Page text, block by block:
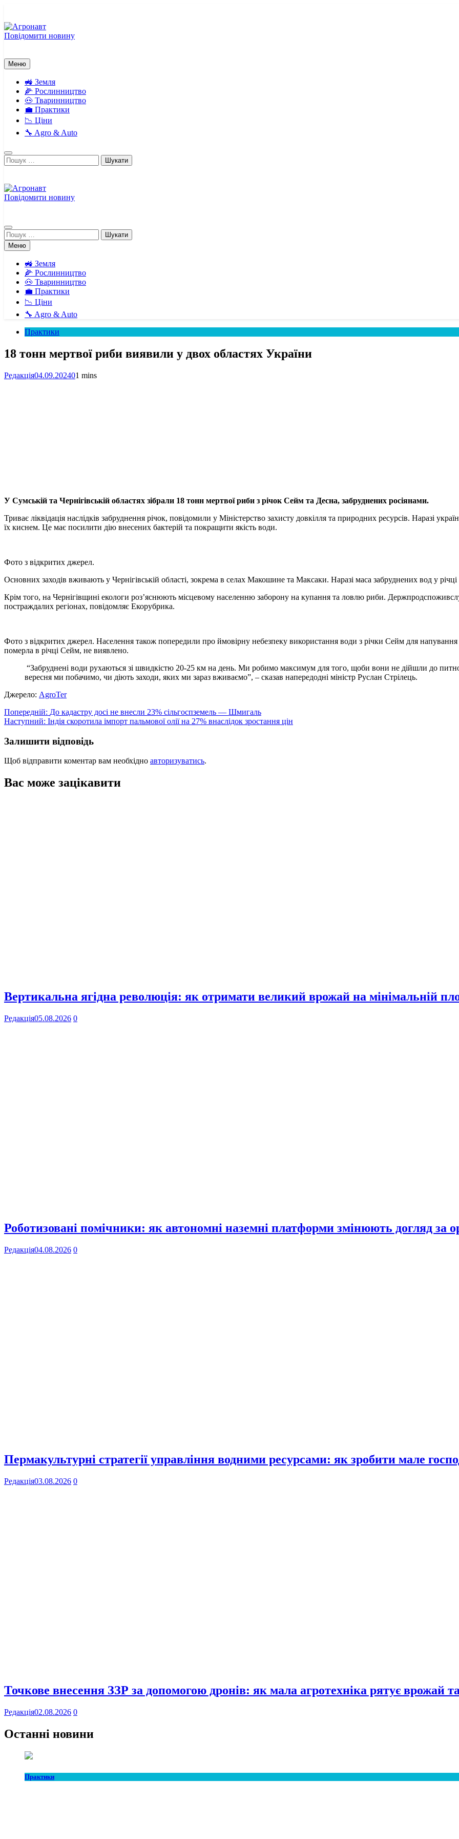
вмісту
Повідомити новину
Меню
🚜 Земля
🌽 Рослинництво
🐽 Тваринництво
💼 Практики
📉 Ціни
🔧 Agro & Auto
Пошук:
Повідомити новину
Пошук:
Меню
🚜 Земля
🌽 Рослинництво
🐽 Тваринництво
💼 Практики
📉 Ціни
🔧 Agro & Auto
Практики
18 тонн мертвої риби виявили у двох областях України
Редакція04.09.202401 mins
Link
Print
У Сумській та Чернігівській областях зібрали 18 тонн мертвої риби з річок Сейм та Десна, забруднених росіянами.
Триває ліквідація наслідків забруднення річок, повідомили у Міністерство захисту довкілля та природних ресурсів. Наразі
їх киснем. Це має посилити дію внесених бактерій та покращити якість води.
Фото з відкритих джерел.
Основних заходів вживають у Чернігівській області, зокрема в селах Макошине та Максаки. Наразі маса забруднених вод у річці
Крім того, на Чернігівщині екологи розʼяснюють місцевому населенню заборону на купання та ловлю риби.
постраждалих регіонах, повідомляє Екорубрика.
Фото з відкритих джерел. Населення також попередили про ймовірну небезпеку використання води з річки Сейм для
померла в річці Сейм, не виявлено.
“Забруднені води рухаються зі швидкістю 20-25 км на день. Ми робимо максимум для того, щоби вони не дійшли до
вересня ми побачимо, чи діють заходи, яких ми зараз вживаємо”, – сказав напередодні міністр Руслан Стрілець.
Джерело: АgroTer
Навігація
записів
Попередній: До кадастру досі не внесли 23% сільгоспземель — Шмигаль
Наступний: Індія скоротила імпорт пальмової олії на 27% внаслідок зростання цін
Залишити відповідь
Щоб відправити коментар вам необхідно авторизуватись.
Вас може зацікавити
Вертикальна ягідна революція: як отримати великий врожай на мінімальній
Редакція05.08.2026 0
Роботизовані помічники: як автономні наземні платформи змінюють догляд за
Редакція04.08.2026 0
Пермакультурні стратегії управління водними ресурсами: як зробити мале
Редакція03.08.2026 0
Точкове внесення ЗЗР за допомогою дронів: як мала агротехніка рятує врожай
Редакція02.08.2026 0
Останні новини
Практики